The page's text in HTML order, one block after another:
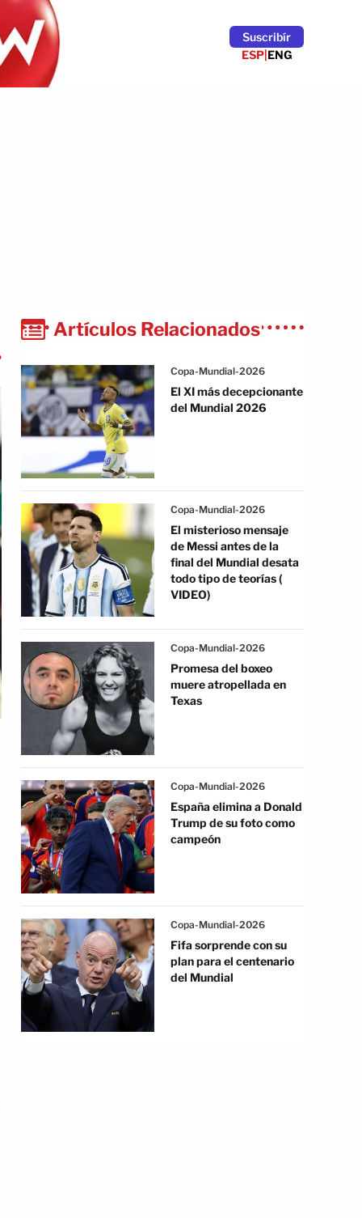
Suscribír
ESP|ENG
Artículos Relacionados
Copa-Mundial-2026
El XI más decepcionante
del Mundial 2026
Copa-Mundial-2026
El misterioso mensaje
de Messi antes de la
final del Mundial desata
todo tipo de teorías (
VIDEO)
Copa-Mundial-2026
Promesa del boxeo
muere atropellada en
Texas
Copa-Mundial-2026
España elimina a Donald
Trump de su foto como
campeón
Copa-Mundial-2026
Fifa sorprende con su
plan para el centenario
del Mundial